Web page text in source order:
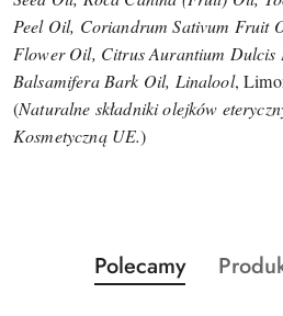
Peel Oil, Coriandrum Sativum Fruit
Flower Oil, Citrus Aurantium Dulcis
Balsamifera Bark Oil, Linalool,
(Naturalne składniki olejków
Kosmetyczną UE.)
Pomiń karuzelę produktów
Produkty
o
Polecamy